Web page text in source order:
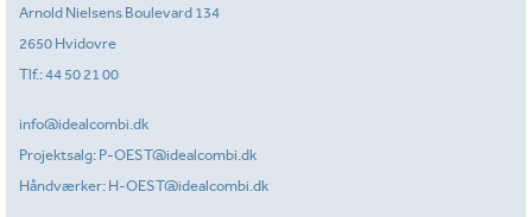
Arnold Nielsens Boulevard 134
2650 Hvidovre
Tlf.:44 50 21 00
info@idealcombi.dk
Projektsalg: P-OEST@idealcombi.dk
Håndværker: H-OEST@idealcombi.dk